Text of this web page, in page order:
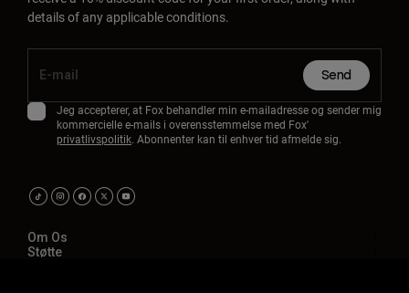
details of any applicable conditions.
Send
Jeg accepterer, at Fox behandler min e-mailadresse og sender mig
kommercielle e-mails i overensstemmelse med Fox'
privatlivspolitik. Abonnenter kan til enhver tid afmelde sig.
Om Os
Støtte